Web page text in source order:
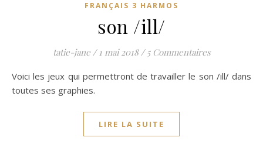
FRANÇAIS 3 HARMOS
son /ill/
tatie-jane / 1 mai 2018 / 5 Commentaires
Voici les jeux qui permettront de travailler le son /ill/ dans
toutes ses graphies.
LIRE LA SUITE